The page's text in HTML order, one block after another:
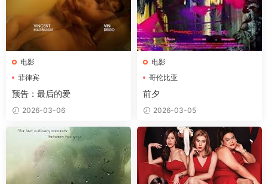
电影
菲律宾
预告：最后的爱
2026-03-06
电影
哥伦比亚
前夕
2026-03-05